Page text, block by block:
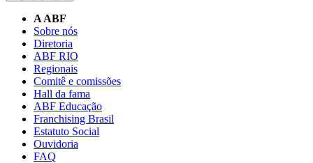
A ABF
Sobre nós
Diretoria
ABF RIO
Regionais
Comitê e comissões
Hall da fama
ABF Educação
Franchising Brasil
Estatuto Social
Ouvidoria
FAQ